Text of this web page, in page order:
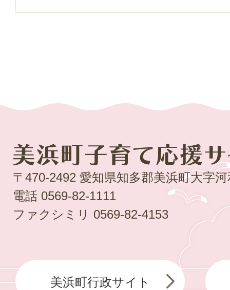
〒470-2492 愛知県知多郡美浜町大字
電話 0569-82-1111
ファクシミリ 0569-82-4153
美浜町行政サイト